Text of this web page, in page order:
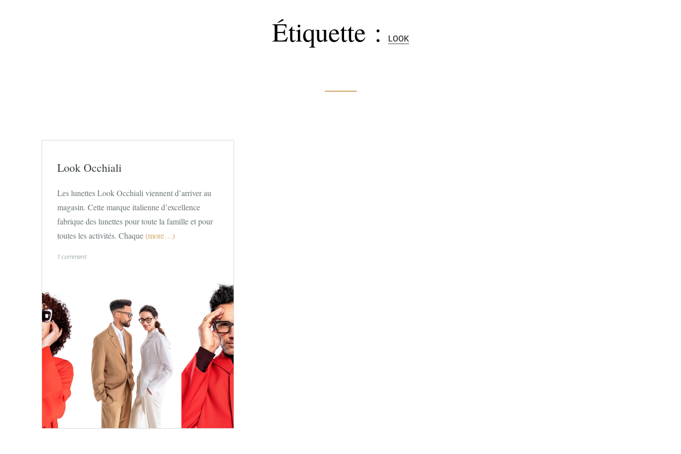
Étiquette : LOOK
Look Occhiali
Les lunettes Look Occhiali viennent d’arriver au
magasin. Cette marque italienne d’excellence
fabrique des lunettes pour toute la famille et pour
toutes les activités. Chaque(more…)
1 comment